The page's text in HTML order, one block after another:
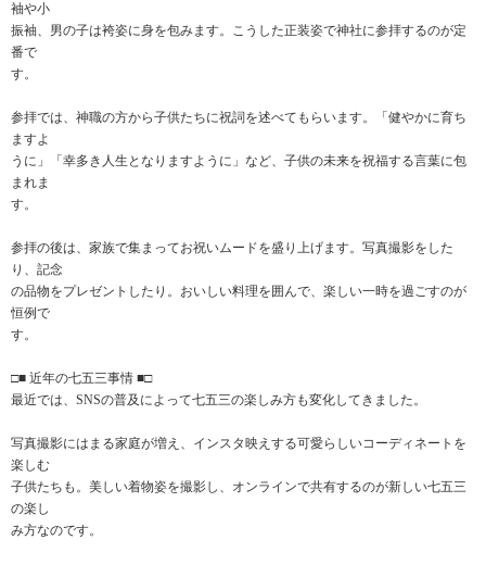
袖や小
振袖、男の子は袴姿に身を包みます。こうした正装姿で神社に参拝するのが定
番で
す。
参拝では、神職の方から子供たちに祝詞を述べてもらいます。「健やかに育ち
ますよ
うに」「幸多き人生となりますように」など、子供の未来を祝福する言葉に包
まれま
す。
参拝の後は、家族で集まってお祝いムードを盛り上げます。写真撮影をした
り、記念
の品物をプレゼントしたり。おいしい料理を囲んで、楽しい一時を過ごすのが
恒例で
す。
□■ 近年の七五三事情 ■□
最近では、SNSの普及によって七五三の楽しみ方も変化してきました。
写真撮影にはまる家庭が増え、インスタ映えする可愛らしいコーディネートを
楽しむ
子供たちも。美しい着物姿を撮影し、オンラインで共有するのが新しい七五三
の楽し
み方なのです。